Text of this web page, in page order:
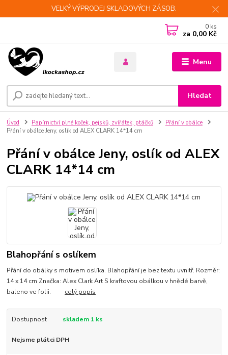
VELKÝ VÝPRODEJ SKLADOVÝCH ZÁSOB.
Menu
Hledat
0 ks
za 0,00 Kč
Úvod Papírnictví plné koček, pejsků, zvířátek, ptáčků
Přání v obálce
Přání v obálce Jeny, oslík od ALEX CLARK 14*14 cm
Přání v obálce Jeny, oslík od ALEX
CLARK 14*14 cm
Blahopřání s oslíkem
Přání do obálky s motivem oslíka. Blahopřání je bez textu uvnitř. Rozměr:
14 x 14 cm Značka: Alex Clark Art S kraftovou obálkou v hnědé barvě,
baleno ve folii. celý popis
Dostupnost skladem 1 ks
Nejsme plátci DPH